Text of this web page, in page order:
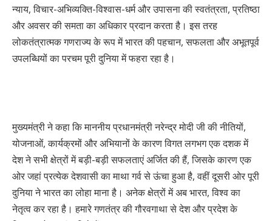
न्याय, विचार-अभिव्यक्ति-विश्वास-धर्म और उपासना की स्वतंत्रता, प्रतिष्ठा
और अवसर की समता का अधिकार प्रदान करता है। इस तरह
लोकतंत्रात्मक गणराज्य के रूप में भारत की पहचान, सफलता और अभूतपूर्व
उपलब्धियों का परचम पूरी दुनिया में फहरा रहा है।
मुख्यमंत्री ने कहा कि माननीय प्रधानमंत्री नरेन्द्र मोदी जी की नीतियों,
योजनाओं, कार्यक्रमों और अभियानों के कारण विगत लगभग एक दशक में
देश ने सभी क्षेत्रों में बड़ी-बड़ी सफलताएं अर्जित की हैं, जिसके कारण एक
ओर जहां प्रत्येक देशवासी का माथा गर्व से ऊंचा हुआ है, वहीं दूसरी ओर पूरी
दुनिया ने भारत का लोहा माना है। अनेक क्षेत्रों में अब भारत, विश्व का
नेतृत्व कर रहा है। हमारे गणतंत्र की गौरवगाथा से देश और प्रदेश के